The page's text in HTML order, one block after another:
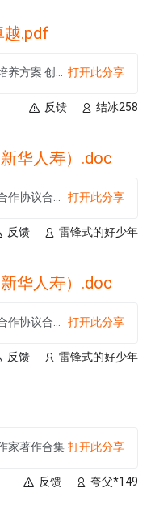
越.pdf
打开此分享
结冰258
反馈
华人寿）.doc
打开此分享
雷锋式的好少年
反馈
华人寿）.doc
打开此分享
雷锋式的好少年
反馈
家著作合集 打开此分享
夸父*149
反馈